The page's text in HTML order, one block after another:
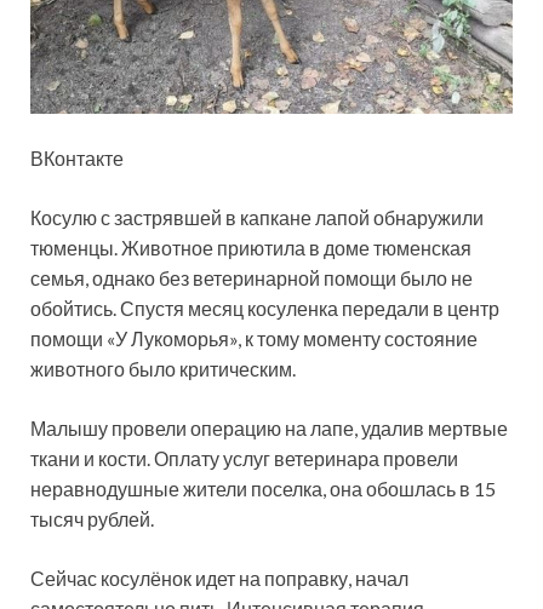
ВКонтакте
Косулю с застрявшей в капкане лапой обнаружили
тюменцы. Животное приютила в доме тюменская
семья, однако без ветеринарной помощи было не
обойтись. Спустя месяц косуленка передали в центр
помощи «У Лукоморья», к тому моменту состояние
животного было критическим.
Малышу провели операцию на лапе, удалив мертвые
ткани и кости. Оплату услуг ветеринара провели
неравнодушные жители поселка, она обошлась в 15
тысяч рублей.
Сейчас косулёнок идет на поправку, начал